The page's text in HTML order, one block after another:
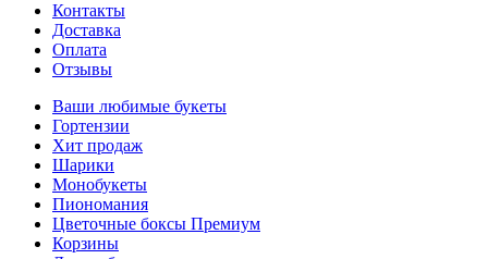
Контакты
Доставка
Оплата
Отзывы
Ваши любимые букеты
Гортензии
Хит продаж
Шарики
Монобукеты
Пиономания
Цветочные боксы Премиум
Корзины